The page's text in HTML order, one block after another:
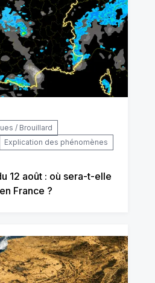
/ Brouillard
Explication des phénomènes
12 août : où sera-t-elle
France ?